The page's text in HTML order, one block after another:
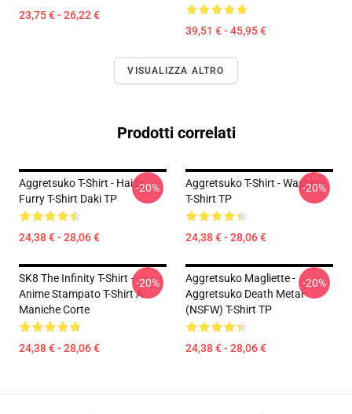
23,75 € - 26,22 €
39,51 € - 45,95 €
VISUALIZZA ALTRO
Prodotti correlati
Aggretsuko T-Shirt - Haida
Furry T-Shirt Daki TP
24,38 € - 28,06 €
-20%
Aggretsuko T-Shirt - Washimi
T-Shirt TP
24,38 € - 28,06 €
-20%
SK8 The Infinity T-Shirt –
Anime Stampato T-Shirt A
Maniche Corte
24,38 € - 28,06 €
-20%
Aggretsuko Magliette -
Aggretsuko Death Metal
(NSFW) T-Shirt TP
24,38 € - 28,06 €
-20%